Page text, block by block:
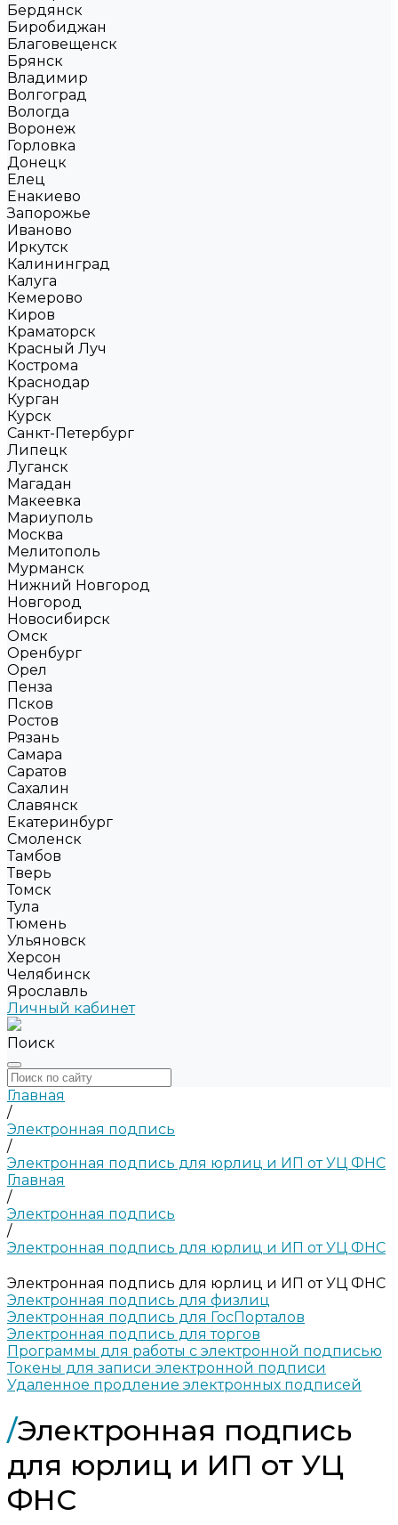
Бердянск
Биробиджан
Благовещенск
Брянск
Владимир
Волгоград
Вологда
Воронеж
Горловка
Донецк
Елец
Енакиево
Запорожье
Иваново
Иркутск
Калининград
Калуга
Кемерово
Киров
Краматорск
Красный Луч
Кострома
Краснодар
Курган
Курск
Санкт-Петербург
Липецк
Луганск
Магадан
Макеевка
Мариуполь
Москва
Мелитополь
Мурманск
Нижний Новгород
Новгород
Новосибирск
Омск
Оренбург
Орел
Пенза
Псков
Ростов
Рязань
Самара
Саратов
Сахалин
Славянск
Екатеринбург
Смоленск
Тамбов
Тверь
Томск
Тула
Тюмень
Ульяновск
Херсон
Челябинск
Ярославль
Личный кабинет
Поиск
Главная
/
Электронная подпись
/
Электронная подпись для юрлиц и ИП от УЦ ФНС
Главная
/
Электронная подпись
/
Электронная подпись для юрлиц и ИП от УЦ ФНС
Электронная подпись для юрлиц и ИП от УЦ ФНС
Электронная подпись для физлиц
Электронная подпись для ГосПорталов
Электронная подпись для торгов
Программы для работы с электронной подписью
Токены для записи электронной подписи
Удаленное продление электронных подписей
/Электронная подпись
для юрлиц и ИП от УЦ
ФНС